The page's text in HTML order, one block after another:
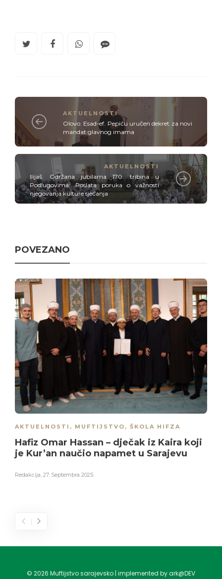
AKTUELNOSTI
Olovo: Esad-ef. Pepiću uručen dekret za novi
mandat glavnog imama
AKTUELNOSTI
Ilijaš: Održana jubilarna 170. tribina u
Podlugovima: Poslata poruka o važnosti
njegovanja kulture sjećanja
POVEZANO
AKTUELNOSTI , MUFTIJSTVO , ŠKOLA HIFZA
Hafiz Omar Hassan – dječak iz Kaira koji
je Kur’an naučio napamet u Sarajevu
Redakcija 27. Septembra 2025.
© 2026 Muftijstvo sarajevsko | implemented by ark@DEV